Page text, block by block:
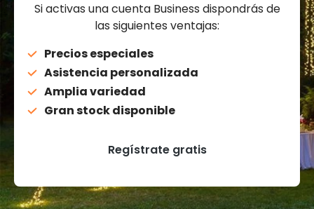
Si activas una cuenta Business dispondrás de
las siguientes ventajas:
Precios especiales
Asistencia personalizada
Amplia variedad
Gran stock disponible
Regístrate gratis